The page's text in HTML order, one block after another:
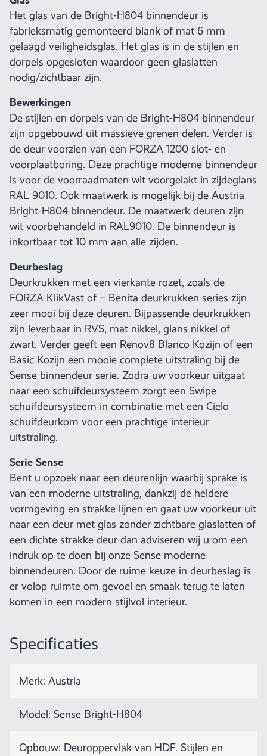
Het glas van de Bright-H804 binnendeur is
fabrieksmatig gemonteerd blank of mat 6 mm
gelaagd veiligheidsglas. Het glas is in de stijlen en
dorpels opgesloten waardoor geen glaslatten
nodig/zichtbaar zijn.
Bewerkingen
De stijlen en dorpels van de Bright-H804 binnendeur
zijn opgebouwd uit massieve grenen delen. Verder is
de deur voorzien van een FORZA 1200 slot- en
voorplaatboring. Deze prachtige moderne binnendeur
is voor de voorraadmaten wit voorgelakt in zijdeglans
RAL 9010. Ook maatwerk is mogelijk bij de Austria
Bright-H804 binnendeur. De maatwerk deuren zijn
wit voorbehandeld in RAL9010. De binnendeur is
inkortbaar tot 10 mm aan alle zijden.
Deurbeslag
Deurkrukken met een vierkante rozet, zoals de
FORZA KlikVast of – Benita deurkrukken series zijn
zeer mooi bij deze deuren. Bijpassende deurkrukken
zijn leverbaar in RVS, mat nikkel, glans nikkel of
zwart. Verder geeft een Renov8 Blanco Kozijn of een
Basic Kozijn een mooie complete uitstraling bij de
Sense binnendeur serie. Zodra uw voorkeur uitgaat
naar een schuifdeursysteem zorgt een Swipe
schuifdeursysteem in combinatie met een Cielo
schuifdeurkom voor een prachtige interieur
uitstraling.
Serie Sense
Bent u opzoek naar een deurenlijn waarbij sprake is
van een moderne uitstraling, dankzij de heldere
vormgeving en strakke lijnen en gaat uw voorkeur uit
naar een deur met glas zonder zichtbare glaslatten of
een dichte strakke deur dan adviseren wij u om een
indruk op te doen bij onze Sense moderne
binnendeuren. Door de ruime keuze in deurbeslag is
er volop ruimte om gevoel en smaak terug te laten
komen in een modern stijlvol interieur.
Specificaties
Merk: Austria
Model: Sense Bright-H804
Opbouw: Deuroppervlak van HDF. Stijlen en